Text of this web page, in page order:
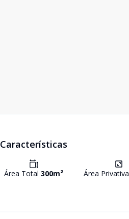
Características
Área Total 300m² Área Privativa